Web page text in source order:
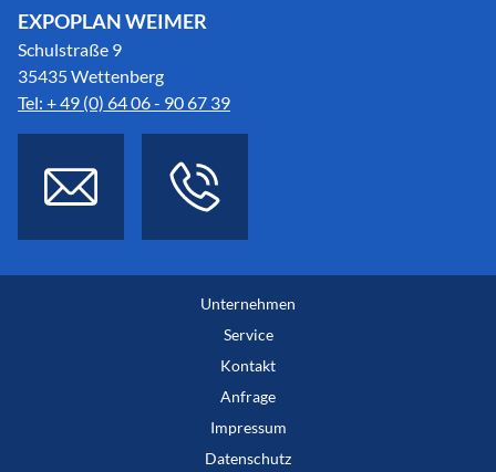
EXPOPLAN WEIMER
Schulstraße 9
35435 Wettenberg
Tel: + 49 (0) 64 06 - 90 67 39
Unternehmen
Service
Kontakt
Anfrage
Impressum
Datenschutz